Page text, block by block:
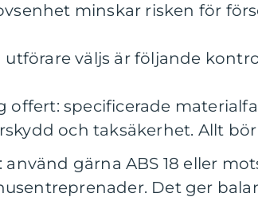
minskar risken för
utförare väljs är följande
offert: specificerade
och taksäkerhet. Allt
använd gärna ABS 18 eller
Det ger